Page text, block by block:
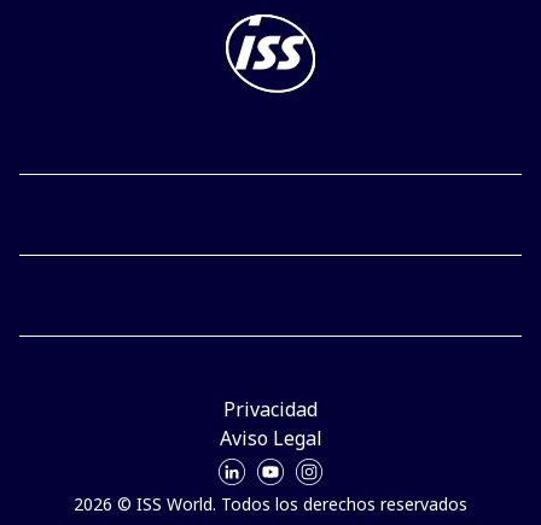
2026 © ISS World. Todos los derechos reservados
Privacidad
Aviso Legal